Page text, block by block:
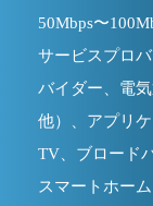
50Mbps〜
サービスプロ
バイダー、電
他）、アプリ
TV、ブロード
スマートホー